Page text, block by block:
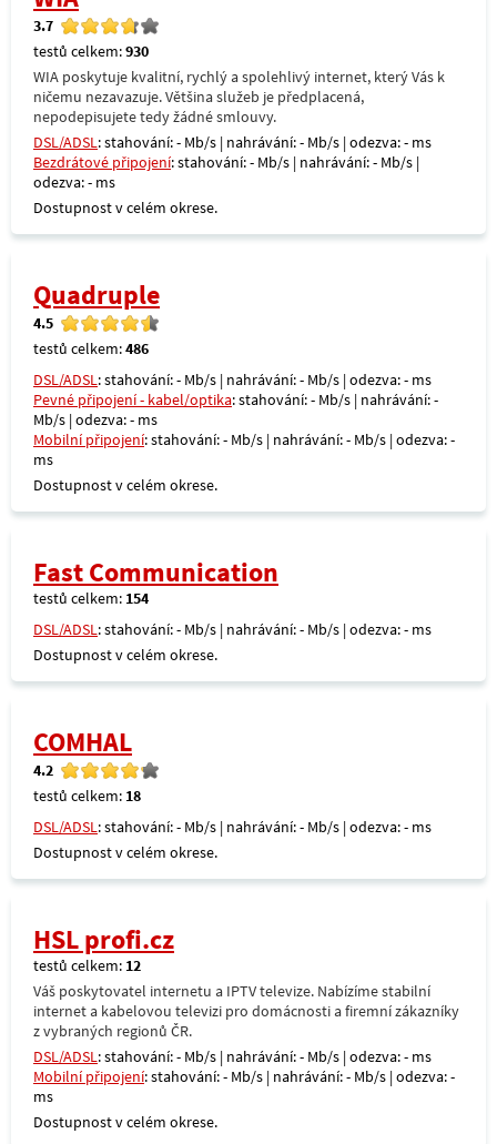
3.7
testů celkem:930
WIA poskytuje kvalitní, rychlý a spolehlivý internet, který Vás k
ničemu nezavazuje. Většina služeb je předplacená,
nepodepisujete tedy žádné smlouvy.
DSL/ADSL: stahování: - Mb/s | nahrávání: - Mb/s | odezva: - ms
Bezdrátové připojení: stahování: - Mb/s | nahrávání: - Mb/s |
odezva: - ms
Dostupnost v celém okrese.
Quadruple
4.5
testů celkem:486
DSL/ADSL: stahování: - Mb/s | nahrávání: - Mb/s | odezva: - ms
Pevné připojení - kabel/optika: stahování: - Mb/s | nahrávání: -
Mb/s | odezva: - ms
Mobilní připojení: stahování: - Mb/s | nahrávání: - Mb/s | odezva: -
ms
Dostupnost v celém okrese.
Fast Communication
testů celkem: 154
DSL/ADSL: stahování: - Mb/s | nahrávání: - Mb/s | odezva: - ms
Dostupnost v celém okrese.
COMHAL
4.2
testů celkem: 18
DSL/ADSL: stahování: - Mb/s | nahrávání: - Mb/s | odezva: - ms
Dostupnost v celém okrese.
HSL profi.cz
testů celkem: 12
Váš poskytovatel internetu a IPTV televize. Nabízíme stabilní
internet a kabelovou televizi pro domácnosti a firemní zákazníky
z vybraných regionů ČR.
DSL/ADSL: stahování: - Mb/s | nahrávání: - Mb/s | odezva: - ms
Mobilní připojení: stahování: - Mb/s | nahrávání: - Mb/s | odezva: -
ms
Dostupnost v celém okrese.